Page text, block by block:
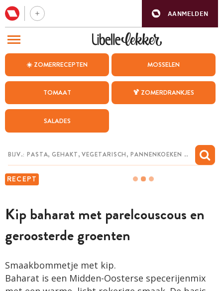
AANMELDEN
☀️ ZOMERRECEPTEN MOSSELEN
TOMAAT 🍹 ZOMERDRANKJES
SALADES
RECEPT
Kip baharat met parelcouscous en
geroosterde groenten
Smaakbommetje met kip.
Baharat is een Midden-Oosterse specerijenmix
BEZOEK ONZE ANDERE WEBSITES
WEEKMENU
CHAT MET MAIA
MIJN BEWAARDE RECEPTEN